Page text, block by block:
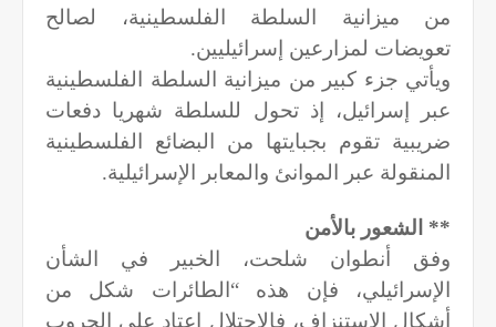
من ميزانية السلطة الفلسطينية، لصالح
تعويضات لمزارعين إسرائيليين.
ويأتي جزء كبير من ميزانية السلطة الفلسطينية
عبر إسرائيل، إذ تحول للسلطة شهريا دفعات
ضريبية تقوم بجبايتها من البضائع الفلسطينية
المنقولة عبر الموانئ والمعابر الإسرائيلية.
** الشعور بالأمن
وفق أنطوان شلحت، الخبير في الشأن
الإسرائيلي، فإن هذه “الطائرات شكل من
أشكال الاستنزاف، فالاحتلال اعتاد على الحروب